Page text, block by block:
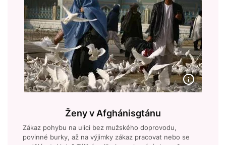
Ženy v Afghánisgtánu
Zákaz pohybu na ulici bez mužského doprovodu,
povinné burky, až na výjimky zákaz pracovat nebo se